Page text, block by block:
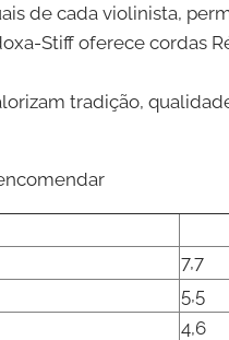
de cada violinista,
Stiff oferece cordas
tradição,
7,7
5,5
4,6